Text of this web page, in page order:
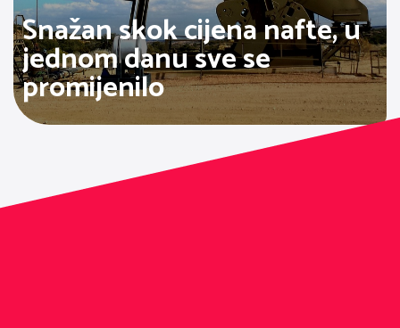
Snažan skok cijena nafte, u
jednom danu sve se
promijenilo